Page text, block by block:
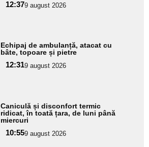
12:379 august 2026
Echipaj de ambulanță, atacat cu
bâte, topoare și pietre
12:319 august 2026
Caniculă și disconfort termic
ridicat, în toată țara, de luni până
miercuri
10:559 august 2026